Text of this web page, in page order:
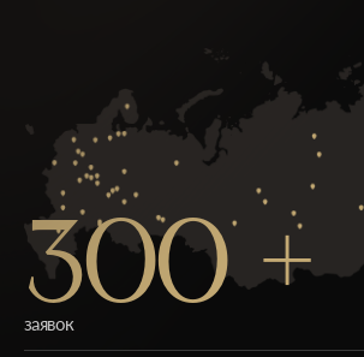
300 +
заявок